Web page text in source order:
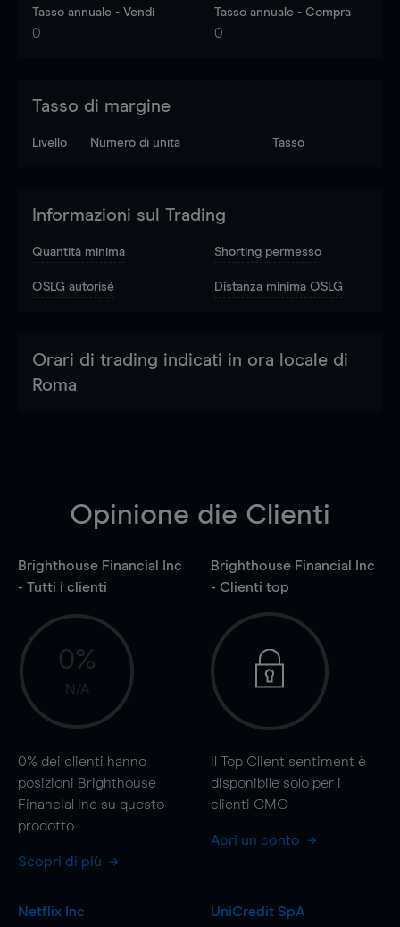
Tasso annuale - Vendi
0
Tasso annuale - Compra
0
Tasso di margine
Livello Numero di unità Tasso
Informazioni sul Trading
Quantità minima Shorting permesso
OSLG autorisé Distanza minima OSLG
Orari di trading indicati in ora locale di
Roma
Opinione die Clienti
Brighthouse Financial Inc
- Tutti i clienti
0%
N/A
0% dei clienti hanno
posizioni Brighthouse
Financial Inc su questo
prodotto
Scopri di più
Brighthouse Financial Inc
- Clienti top
Il Top Client sentiment è
disponibile solo per i
clienti CMC
Apri un conto
Netflix Inc
UniCredit SpA